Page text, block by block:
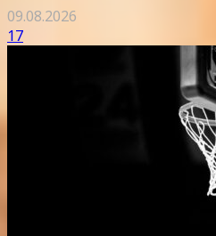
09.08.2026
17